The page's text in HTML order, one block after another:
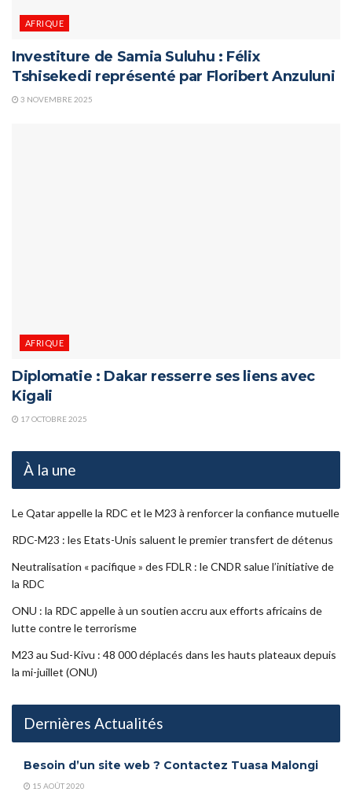
AFRIQUE
Investiture de Samia Suluhu : Félix
Tshisekedi représenté par Floribert Anzuluni
3 NOVEMBRE 2025
AFRIQUE
Diplomatie : Dakar resserre ses liens avec
Kigali
17 OCTOBRE 2025
À la une
Le Qatar appelle la RDC et le M23 à renforcer la confiance mutuelle
RDC-M23 : les Etats-Unis saluent le premier transfert de détenus
Neutralisation « pacifique » des FDLR : le CNDR salue l’initiative de
la RDC
ONU : la RDC appelle à un soutien accru aux efforts africains de
lutte contre le terrorisme
M23 au Sud-Kivu : 48 000 déplacés dans les hauts plateaux depuis
la mi-juillet (ONU)
Dernières Actualités
Besoin d’un site web ? Contactez Tuasa Malongi
15 AOÛT 2020